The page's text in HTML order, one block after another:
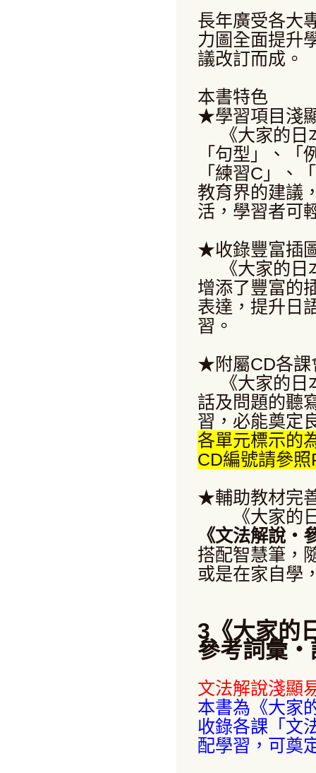
長年廣受各大
力圖全面提升
議改訂而成。
本書特色
★學習項目淺
《大家的日
「句型」、
「練習C」、
教育界的建議
活，學習者可
★收錄豐富插
《大家的日
增添了豐富的
表達，提升日
習。
★附屬CD各課
《大家的日
話及問題的聽
習，必能奠定
各單元標示的
CD編號請參照
★輔助教材完
《大家的日
《文法解說・
搭配智慧筆，
或是在家自學
3《大家的
參考詞彙
文法解說淺顯
本書為《大家
收錄各課「文
配學習，可奠